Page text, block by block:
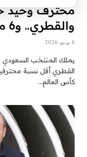
محترف وحيد
والقطري.. و6 منتخبات بلا محليين
6 يونيو، 2026
يملك المنتخب السعودي
القطري أقل نسبة
كأس العالم…